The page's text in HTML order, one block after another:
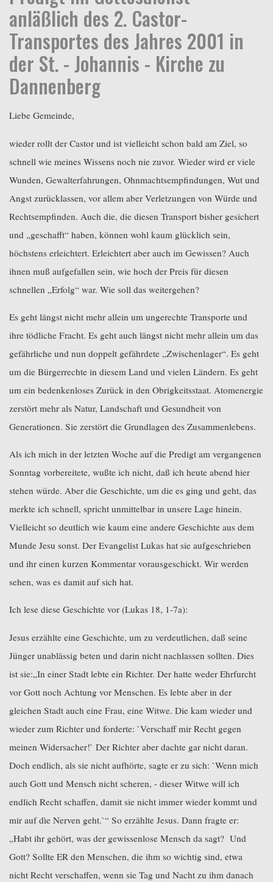
anläßlich des 2. Castor-
Transportes des Jahres 2001 in
der St. - Johannis - Kirche zu
Dannenberg
Liebe Gemeinde,
wieder rollt der Castor und ist vielleicht schon bald am Ziel, so
schnell wie meines Wissens noch nie zuvor. Wieder wird er viele
Wunden, Gewalterfahrungen, Ohnmachtsempfindungen, Wut und
Angst zurücklassen, vor allem aber Verletzungen von Würde und
Rechtsempfinden. Auch die, die diesen Transport bisher gesichert
und „geschafft“ haben, können wohl kaum glücklich sein,
höchstens erleichtert. Erleichtert aber auch im Gewissen? Auch
ihnen muß aufgefallen sein, wie hoch der Preis für diesen
schnellen „Erfolg“ war. Wie soll das weitergehen?
Es geht längst nicht mehr allein um ungerechte Transporte und
ihre tödliche Fracht. Es geht auch längst nicht mehr allein um das
gefährliche und nun doppelt gefährdete „Zwischenlager“. Es geht
um die Bürgerrechte in diesem Land und vielen Ländern. Es geht
um ein bedenkenloses Zurück in den Obrigkeitsstaat. Atomenergie
zerstört mehr als Natur, Landschaft und Gesundheit von
Generationen. Sie zerstört die Grundlagen des Zusammenlebens.
Als ich mich in der letzten Woche auf die Predigt am vergangenen
Sonntag vorbereitete, wußte ich nicht, daß ich heute abend hier
stehen würde. Aber die Geschichte, um die es ging und geht, das
merkte ich schnell, spricht unmittelbar in unsere Lage hinein.
Vielleicht so deutlich wie kaum eine andere Geschichte aus dem
Munde Jesu sonst. Der Evangelist Lukas hat sie aufgeschrieben
und ihr einen kurzen Kommentar vorausgeschickt. Wir werden
sehen, was es damit auf sich hat.
Ich lese diese Geschichte vor (Lukas 18, 1-7a):
Jesus erzählte eine Geschichte, um zu verdeutlichen, daß seine
Jünger unablässig beten und darin nicht nachlassen sollten. Dies
ist sie:„In einer Stadt lebte ein Richter. Der hatte weder Ehrfurcht
vor Gott noch Achtung vor Menschen. Es lebte aber in der
gleichen Stadt auch eine Frau, eine Witwe. Die kam wieder und
wieder zum Richter und forderte: `Verschaff mir Recht gegen
meinen Widersacher!` Der Richter aber dachte gar nicht daran.
Doch endlich, als sie nicht aufhörte, sagte er zu sich: `Wenn mich
auch Gott und Mensch nicht scheren, - dieser Witwe will ich
endlich Recht schaffen, damit sie nicht immer wieder kommt und
mir auf dìe Nerven geht.`“ So erzählte Jesus. Dann fragte er:
„Habt ihr gehört, was der gewissenlose Mensch da sagt? Und
Gott? Sollte ER den Menschen, die ihm so wichtig sind, etwa
nicht Recht verschaffen, wenn sie Tag und Nacht zu ihm danach